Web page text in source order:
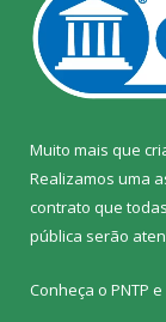
Muito mais que
Realizamos uma
contrato que
pública serão
Conheça o PNTP e